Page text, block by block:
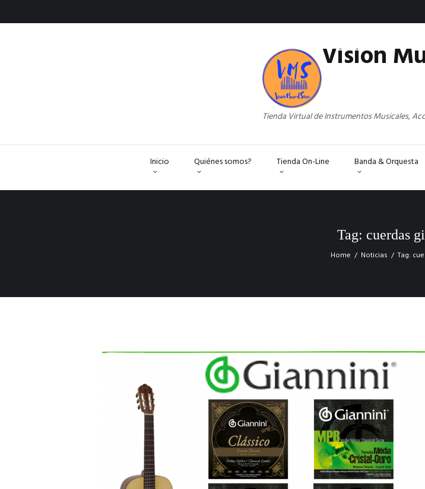
Vision
Tienda Virtual de Instrumentos Musicales,
Inicio Quiénes somos? Tienda On-Line Banda & Orquesta
Tag: cuerdas
Home Noticias Tag: